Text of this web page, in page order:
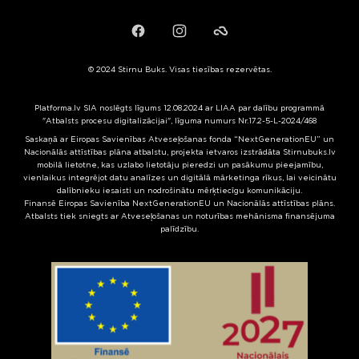
FacebookInstagramFailiem.lv
© 2024 Stirnu Buks. Visas tiesības rezervētas.
Platforma.lv SIA noslēgts līgums 12.08.2024 ar LIAA par dalību programmā
"Atbalsts procesu digitalizācijai", līguma numurs Nr.17.2-5-L-2024/468
Saskaņā ar Eiropas Savienības Atveseļošanas fonda “NextGenerationEU” un
Nacionālās attīstības plāna atbalstu, projekta ietvaros izstrādāta Stirnubuks.lv
mobilā lietotne, kas uzlabo lietotāju pieredzi un pasākumu pieejamību,
vienlaikus integrējot datu analīzes un digitālā mārketinga rīkus, lai veicinātu
dalībnieku iesaisti un nodrošinātu mērķtiecīgu komunikāciju.
Finansē Eiropas Savienība NextGenerationEU un Nacionālās attīstības plāns.
Atbalsts tiek sniegts ar Atveseļošanas un noturības mehānisma finansējuma
palīdzību.